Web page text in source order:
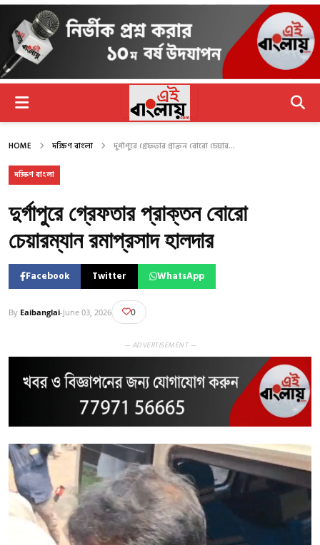
HOME দক্ষিণ বাংলা দুর্গাপুরে গ্রেফতার প্রাক্তন বোরো চেয়ার...
দক্ষিণ বাংলা
দুর্গাপুরে গ্রেফতার প্রাক্তন বোরো
চেয়ারম্যান রমাপ্রসাদ হালদার
Facebook Twitter WhatsApp
By Eaibanglai-June 03, 2026 0
— ADVERTISEMENT —